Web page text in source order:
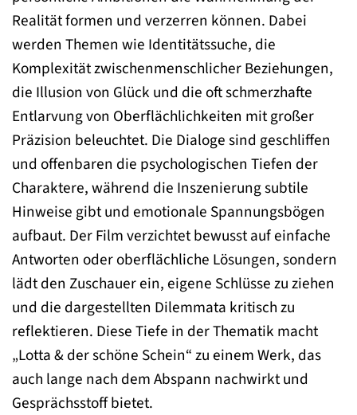
Realität formen und verzerren können. Dabei
werden Themen wie Identitätssuche, die
Komplexität zwischenmenschlicher Beziehungen,
die Illusion von Glück und die oft schmerzhafte
Entlarvung von Oberflächlichkeiten mit großer
Präzision beleuchtet. Die Dialoge sind geschliffen
und offenbaren die psychologischen Tiefen der
Charaktere, während die Inszenierung subtile
Hinweise gibt und emotionale Spannungsbögen
aufbaut. Der Film verzichtet bewusst auf einfache
Antworten oder oberflächliche Lösungen, sondern
lädt den Zuschauer ein, eigene Schlüsse zu ziehen
und die dargestellten Dilemmata kritisch zu
reflektieren. Diese Tiefe in der Thematik macht
„Lotta & der schöne Schein“ zu einem Werk, das
auch lange nach dem Abspann nachwirkt und
Gesprächsstoff bietet.